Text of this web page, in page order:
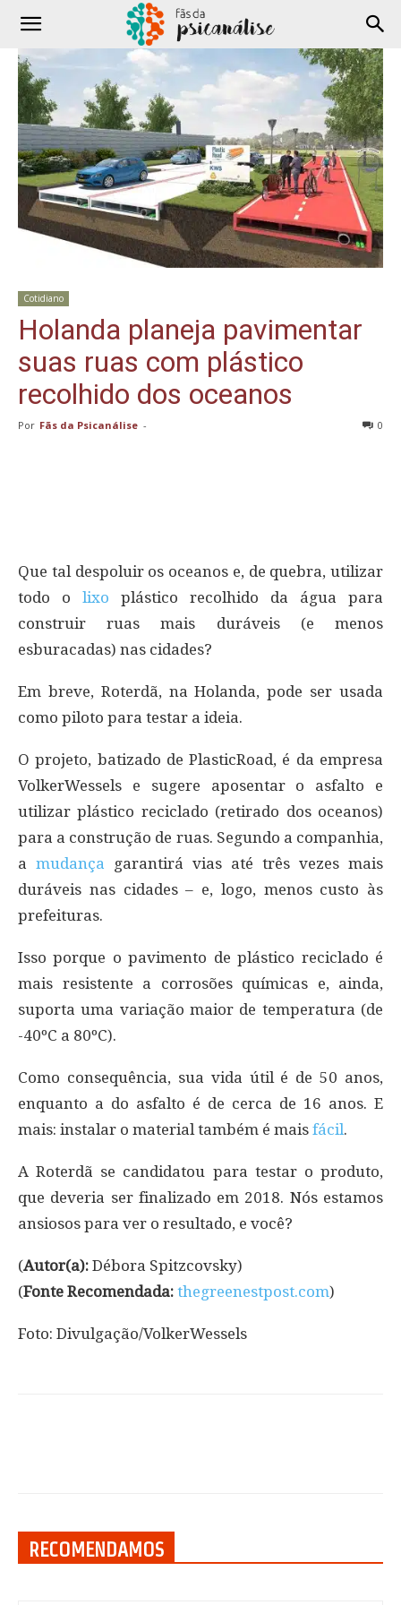
Cotidiano
Holanda planeja pavimentar
suas ruas com plástico
recolhido dos oceanos
Por Fãs da Psicanálise - 0
Que tal despoluir os oceanos e, de quebra, utilizar
todo o lixo plástico recolhido da água para
construir ruas mais duráveis (e menos
esburacadas) nas cidades?
Em breve, Roterdã, na Holanda, pode ser usada
como piloto para testar a ideia.
O projeto, batizado de PlasticRoad, é da empresa
VolkerWessels e sugere aposentar o asfalto e
utilizar plástico reciclado (retirado dos oceanos)
para a construção de ruas. Segundo a companhia,
a mudança garantirá vias até três vezes mais
duráveis nas cidades – e, logo, menos custo às
prefeituras.
Isso porque o pavimento de plástico reciclado é
mais resistente a corrosões químicas e, ainda,
suporta uma variação maior de temperatura (de
-40ºC a 80ºC).
Como consequência, sua vida útil é de 50 anos,
enquanto a do asfalto é de cerca de 16 anos. E
mais: instalar o material também é mais fácil.
A Roterdã se candidatou para testar o produto,
que deveria ser finalizado em 2018. Nós estamos
ansiosos para ver o resultado, e você?
(Autor(a): Débora Spitzcovsky)
(Fonte Recomendada: thegreenestpost.com)
Foto: Divulgação/VolkerWessels
RECOMENDAMOS